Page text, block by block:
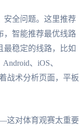
安全问题。这里推荐
，智能推荐最优线路
稳定的线路，比如
、iOS、
战术分析页面，平板
这对体育观赛太重要